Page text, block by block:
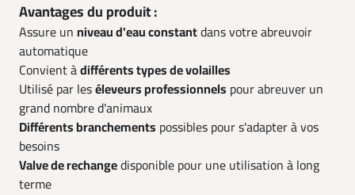
Avantages du produit :
Assure un niveau d'eau constantdans votre abreuvoir
automatique
Convient àdifférents types de volailles
Utilisé par leséleveurs professionnels pour abreuver un
grand nombre d'animaux
Différents branchements possibles pour s'adapter à vos
besoins
Valve de rechangedisponible pour une utilisation à long
terme